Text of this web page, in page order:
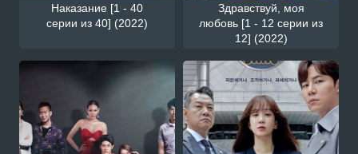
Наказание [1 - 40
серии из 40] (2022)
Здравствуй, моя
любовь [1 - 12 серии из
12] (2022)